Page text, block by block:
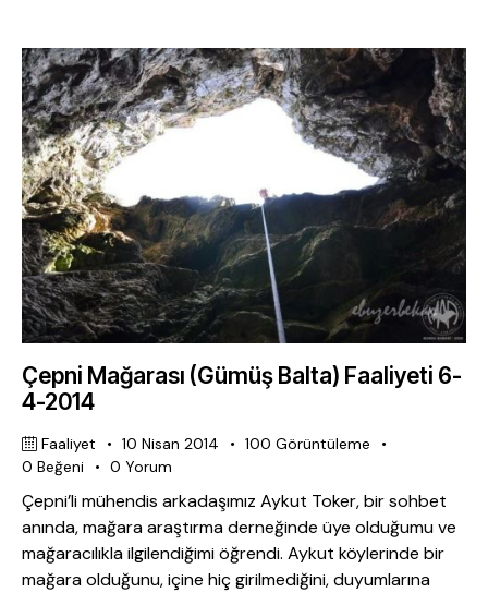
Çepni Mağarası (Gümüş Balta) Faaliyeti 6-
4-2014
Faaliyet 10 Nisan 2014 100 Görüntüleme
0 Beğeni 0 Yorum
Çepni’li mühendis arkadaşımız Aykut Toker, bir sohbet
anında, mağara araştırma derneğinde üye olduğumu ve
mağaracılıkla ilgilendiğimi öğrendi. Aykut köylerinde bir
mağara olduğunu, içine hiç girilmediğini, duyumlarına